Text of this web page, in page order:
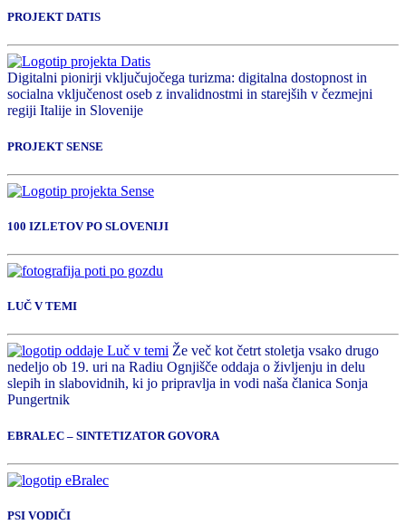
PROJEKT DATIS
Digitalni pionirji vključujočega turizma: digitalna dostopnost in
socialna vključenost oseb z invalidnostmi in starejših v čezmejni
regiji Italije in Slovenije
PROJEKT SENSE
100 IZLETOV PO SLOVENIJI
LUČ V TEMI
Že več kot četrt stoletja vsako drugo
nedeljo ob 19. uri na Radiu Ognjišče oddaja o življenju in delu
slepih in slabovidnih, ki jo pripravlja in vodi naša članica Sonja
Pungertnik
EBRALEC – SINTETIZATOR GOVORA
PSI VODIČI